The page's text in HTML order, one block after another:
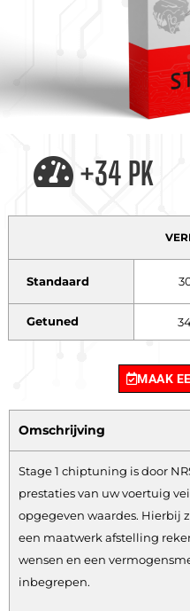
+34 PK
Standaard
Getuned
MAAK
Omschrijving
Stage 1 chiptuning is door
prestaties van uw voertuig
opgegeven waardes. Hierbij
een maatwerk afstelling
wensen en een
inbegrepen.